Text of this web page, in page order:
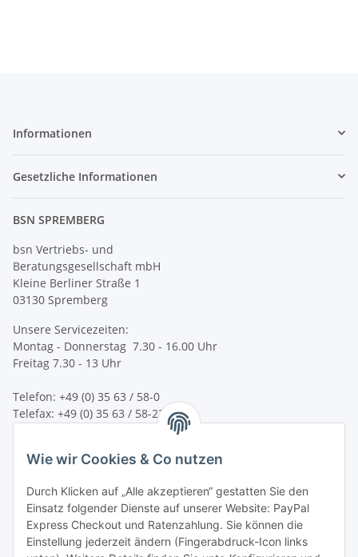
Informationen
Gesetzliche Informationen
BSN SPREMBERG
bsn Vertriebs- und
Beratungsgesellschaft mbH
Kleine Berliner Straße 1
03130 Spremberg
Unsere Servicezeiten:
Montag - Donnerstag 7.30 - 16.00 Uhr
Freitag 7.30 - 13 Uhr
Telefon: +49 (0) 35 63 / 58-0
Telefax: +49 (0) 35 63 / 58-231
service@bsn-spremberg.de
Wir versenden mit:
Ihre Zahlmöglichkeiten:
Wie wir Cookies & Co nutzen
Durch Klicken auf „Alle akzeptieren“ gestatten Sie den
Einsatz folgender Dienste auf unserer Website: PayPal
Express Checkout und Ratenzahlung. Sie können die
Einstellung jederzeit ändern (Fingerabdruck-Icon links